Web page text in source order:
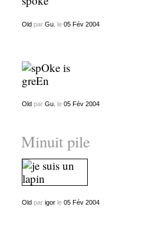
Oldpar Gu. le 05 Fév 2004
Old par Gu. le 05 Fév 2004
Minuit pile
Old par igorle 05 Fév 2004